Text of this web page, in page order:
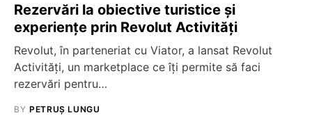
Rezervări la obiective turistice și
experiențe prin Revolut Activități
Revolut, în parteneriat cu Viator, a lansat Revolut
Activități, un marketplace ce îți permite să faci
rezervări pentru…
BY PETRUȘ LUNGU